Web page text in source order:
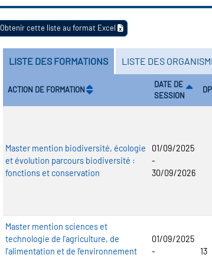
Obtenir cette liste au format Excel
LISTE DES FORMATIONS LISTE DES
ACTION DE FORMATION
DATE DE
SESSION
Master mention biodiversité, écologie
et évolution parcours biodiversité :
fonctions et conservation
01/09/2025
-
30/09/2026
Master mention sciences et
technologie de l'agriculture, de
l'alimentation et de l'environnement
01/09/2025
-
13